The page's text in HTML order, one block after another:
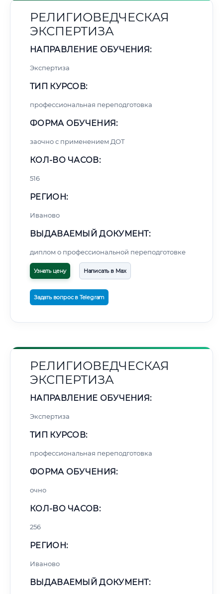
РЕЛИГИОВЕДЧЕСКАЯ
ЭКСПЕРТИЗА
НАПРАВЛЕНИЕ ОБУЧЕНИЯ:
Экспертиза
ТИП КУРСОВ:
профессиональная переподготовка
ФОРМА ОБУЧЕНИЯ:
заочно с применением ДОТ
КОЛ-ВО ЧАСОВ:
516
РЕГИОН:
Иваново
ВЫДАВАЕМЫЙ ДОКУМЕНТ:
диплом о профессиональной переподготовке
Узнать цену Написать в Max
Задать вопрос в Telegram
РЕЛИГИОВЕДЧЕСКАЯ
ЭКСПЕРТИЗА
НАПРАВЛЕНИЕ ОБУЧЕНИЯ:
Экспертиза
ТИП КУРСОВ:
профессиональная переподготовка
ФОРМА ОБУЧЕНИЯ:
очно
КОЛ-ВО ЧАСОВ:
256
РЕГИОН:
Иваново
ВЫДАВАЕМЫЙ ДОКУМЕНТ: